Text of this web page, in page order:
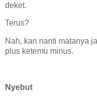
deket.
Terus?
Nah, kan nanti matanya
plus ketemu minus.
Nyebut